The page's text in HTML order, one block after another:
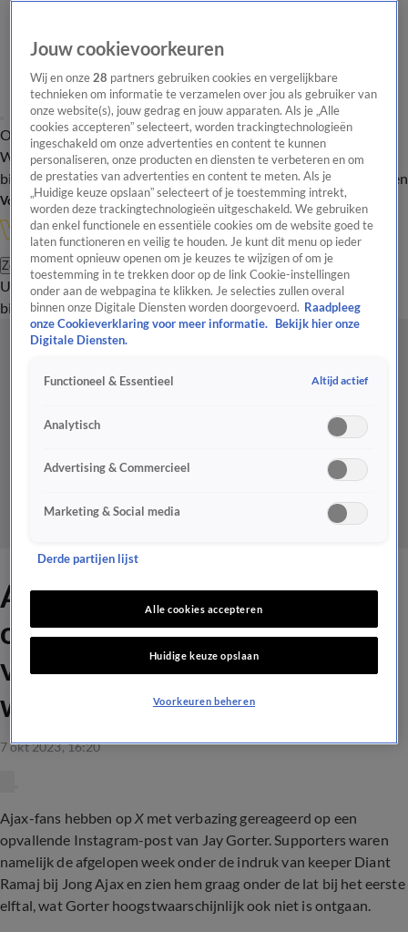
Overzicht Onze programma's Uitzendingen Onze gezichten
In de
WandelgangenInterviewsUitzending
bijwonenPodcastShopVeelgestelde vragenKijkersvraag insturen
Volg Vandaag Inside
Zoeken
UitzendingenVandaag InsideDe OranjezomerShopUitzending
bijwonen
Ajax-fans vol onbegrip over
opvallende Instagram-post
van Gorter: 'Kleuter, snel
wisselen'
7 okt 2023, 16:20
Ajax-fans hebben opX met verbazing gereageerd op een
opvallende Instagram-post van Jay Gorter. Supporters waren
namelijk de afgelopen week onder de indruk van keeper Diant
Ramaj bij Jong Ajax en zien hem graag onder de lat bij het eerste
elftal, wat Gorter hoogstwaarschijnlijk ook niet is ontgaan.
Jouw cookievoorkeuren
Wij en onze28 partners gebruiken cookies en vergelijkbare
technieken om informatie te verzamelen over jou als gebruiker van
onze website(s), jouw gedrag en jouw apparaten. Als je „Alle
cookies accepteren” selecteert, worden trackingtechnologieën
ingeschakeld om onze advertenties en content te kunnen
personaliseren, onze producten en diensten te verbeteren en om
de prestaties van advertenties en content te meten. Als je
„Huidige keuze opslaan” selecteert of je toestemming intrekt,
worden deze trackingtechnologieën uitgeschakeld. We gebruiken
dan enkel functionele en essentiële cookies om de website goed te
laten functioneren en veilig te houden. Je kunt dit menu op ieder
moment opnieuw openen om je keuzes te wijzigen of om je
toestemming in te trekken door op de link Cookie-instellingen
onder aan de webpagina te klikken. Je selecties zullen overal
binnen onze Digitale Diensten worden doorgevoerd. Raadpleeg
onze Cookieverklaring voor meer informatie.
Bekijk hier onze
Digitale Diensten.
Functioneel & Essentieel Altijd actief
Analytisch
Advertising & Commercieel
Marketing & Social media
Derde partijen lijst
Alle cookies accepteren
Huidige keuze opslaan
Voorkeuren beheren